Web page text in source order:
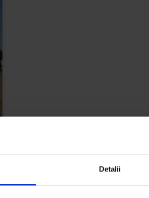
Detalii